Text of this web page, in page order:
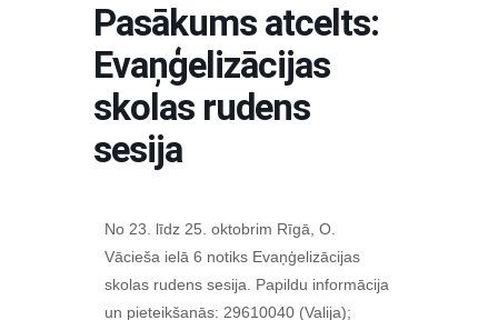
Pasākums atcelts:
Evaņģelizācijas
skolas rudens
sesija
No 23. līdz 25. oktobrim Rīgā, O.
Vācieša ielā 6 notiks Evaņģelizācijas
skolas rudens sesija. Papildu informācija
un pieteikšanās: 29610040 (Valija);